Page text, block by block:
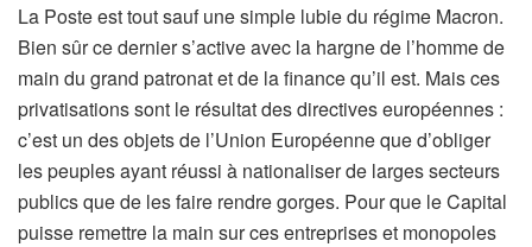
La Poste est tout sauf une simple lubie du régime Macron.
Bien sûr ce dernier s’active avec la hargne de l’homme de
main du grand patronat et de la finance qu’il est. Mais ces
privatisations sont le résultat des directives européennes :
c’est un des objets de l’Union Européenne que d’obliger
les peuples ayant réussi à nationaliser de larges secteurs
publics que de les faire rendre gorges. Pour que le Capital
puisse remettre la main sur ces entreprises et monopoles